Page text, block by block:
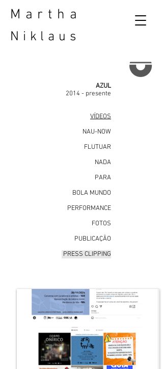
Martha
Niklaus
AZUL
2014 - presente
VÍDEOS
NAU-NOW
FLUTUAR
NADA
PARA
BOLA MUNDO
PERFORMANCE
FOTOS
PUBLICAÇÃO
PRESS CLIPPING